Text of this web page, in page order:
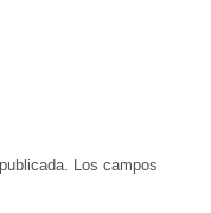
Los campos